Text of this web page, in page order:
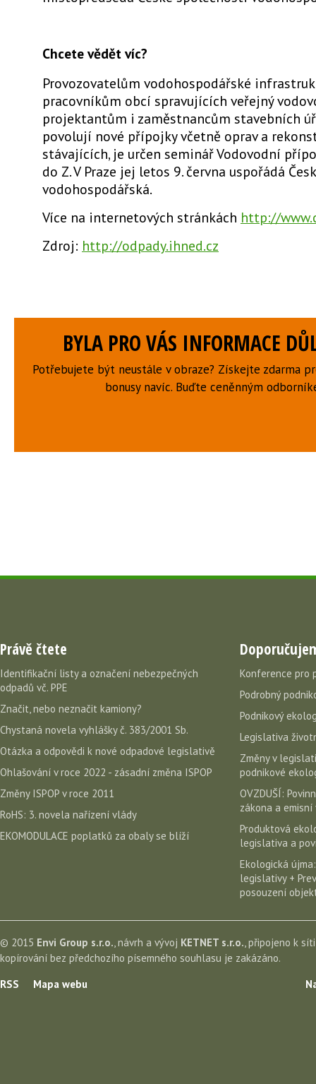
Chcete vědět víc?
Provozovatelům vodohospodářské
pracovníkům obcí spravujících veřejný
projektantům i zaměstnancům stavebních
povolují nové přípojky včetně oprav a
stávajících, je určen seminář Vodovodní
do Z. V Praze jej letos 9. června uspořádá
vodohospodářská.
Více na internetových stránkách http://
Zdroj: http://odpady.ihned.cz
BYLA PRO VÁS INFORMACE
Potřebujete být neustále v obraze? Získejte zdarma
bonusy navíc. Buďte ceněnným
Právě čtete
Identifikační listy a označení nebezpečných
odpadů vč. PPE
Značit, nebo neznačit kamiony?
Chystaná novela vyhlášky č. 383/2001 Sb.
Otázka a odpovědi k nové odpadové legislativě
Ohlašování v roce 2022 - zásadní změna ISPOP
Změny ISPOP v roce 2011
RoHS: 3. novela nařízení vlády
EKOMODULACE poplatků za obaly se blíží
Konference pro
Podrobný
Podnikový
Legislativa
Změny v
podnikové
OVZDUŠÍ:
zákona a emisní
Produktová
legislativa a
Ekologická
legislativy +
posouzení
© 2015 Envi Group s.r.o., návrh a vývoj KETNET s.r.o., připojeno k
kopírování bez předchozího písemného souhlasu je zakázáno.
RSS
Mapa webu